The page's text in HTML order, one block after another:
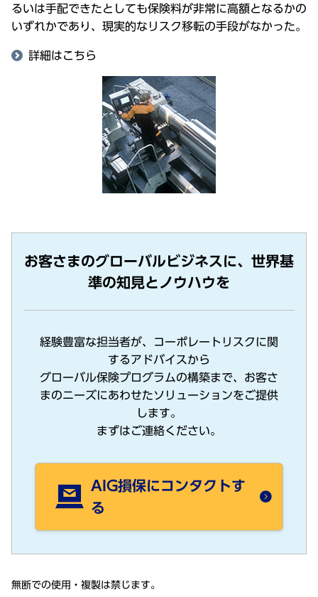
るいは手配できたとしても保険料が非常に高額となるかの
いずれかであり、現実的なリスク移転の手段がなかった。
詳細はこちら
お客さまのグローバルビジネスに、世界基
準の知見とノウハウを
経験豊富な担当者が、コーポレートリスクに関
するアドバイスから
グローバル保険プログラムの構築まで、お客さ
まのニーズにあわせたソリューションをご提供
します。
まずはご連絡ください。
AIG損保にコンタクトす
る
無断での使用 ・ 複製は禁じます。